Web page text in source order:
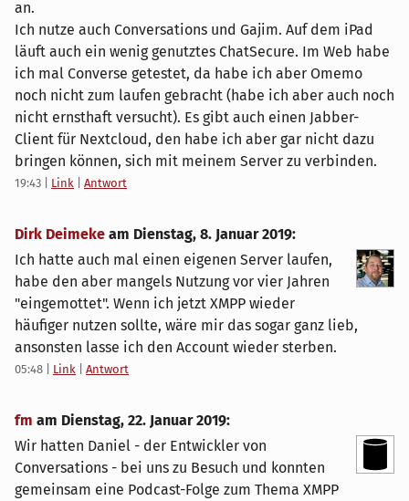
an.
Ich nutze auch Conversations und Gajim. Auf dem iPad
läuft auch ein wenig genutztes ChatSecure. Im Web habe
ich mal Converse getestet, da habe ich aber Omemo
noch nicht zum laufen gebracht (habe ich aber auch noch
nicht ernsthaft versucht). Es gibt auch einen Jabber-
Client für Nextcloud, den habe ich aber gar nicht dazu
bringen können, sich mit meinem Server zu verbinden.
19:43 Link Antwort
Dirk Deimeke am Dienstag, 8. Januar 2019:
Ich hatte auch mal einen eigenen Server laufen,
habe den aber mangels Nutzung vor vier Jahren
"eingemottet". Wenn ich jetzt XMPP wieder
häufiger nutzen sollte, wäre mir das sogar ganz lieb,
ansonsten lasse ich den Account wieder sterben.
05:48 Link Antwort
fm am Dienstag, 22. Januar 2019:
Wir hatten Daniel - der Entwickler von
Conversations - bei uns zu Besuch und konnten
gemeinsam eine Podcast-Folge zum Thema XMPP